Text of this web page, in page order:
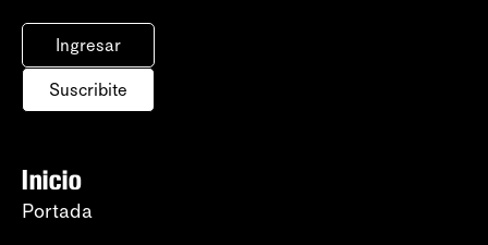
Ingresar
Suscribite
Inicio
Portada